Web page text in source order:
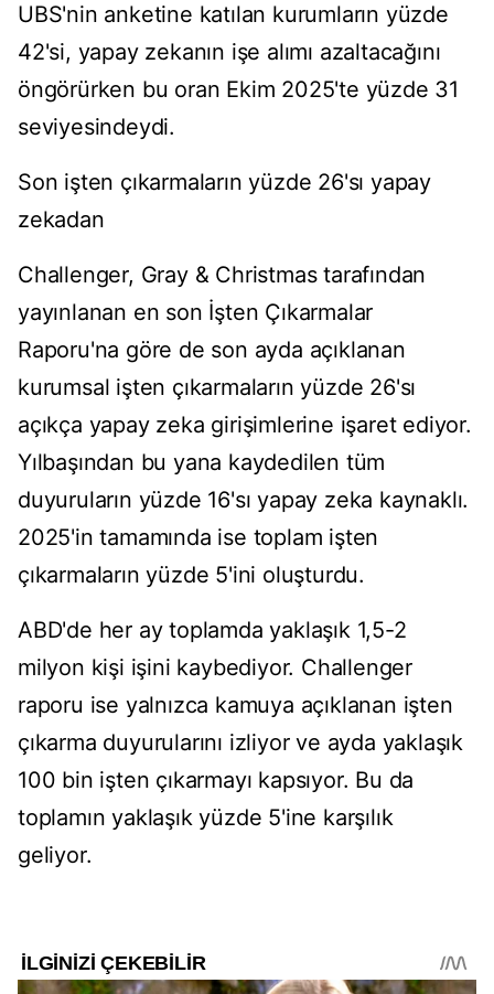
UBS'nin anketine katılan kurumların yüzde
42'si, yapay zekanın işe alımı azaltacağını
öngörürken bu oran Ekim 2025'te yüzde 31
seviyesindeydi.
Son işten çıkarmaların yüzde 26'sı yapay
zekadan
Challenger, Gray & Christmas tarafından
yayınlanan en son İşten Çıkarmalar
Raporu'na göre de son ayda açıklanan
kurumsal işten çıkarmaların yüzde 26'sı
açıkça yapay zeka girişimlerine işaret ediyor.
Yılbaşından bu yana kaydedilen tüm
duyuruların yüzde 16'sı yapay zeka kaynaklı.
2025'in tamamında ise toplam işten
çıkarmaların yüzde 5'ini oluşturdu.
ABD'de her ay toplamda yaklaşık 1,5-2
milyon kişi işini kaybediyor. Challenger
raporu ise yalnızca kamuya açıklanan işten
çıkarma duyurularını izliyor ve ayda yaklaşık
100 bin işten çıkarmayı kapsıyor. Bu da
toplamın yaklaşık yüzde 5'ine karşılık
geliyor.